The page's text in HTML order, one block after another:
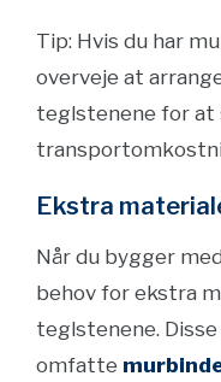
Tip: Hvis du har
overveje at
teglstenene for at
Ekstra
Når du bygger
behov for ekstra
teglstenene.
omfatte